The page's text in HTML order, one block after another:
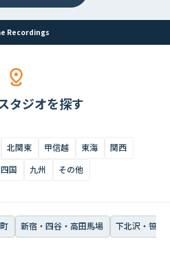
Recordings
タジオを探す
北関東 甲信越 東海
関西
四国 九州 その他
新宿・四谷・高田馬場 下北沢・笹塚